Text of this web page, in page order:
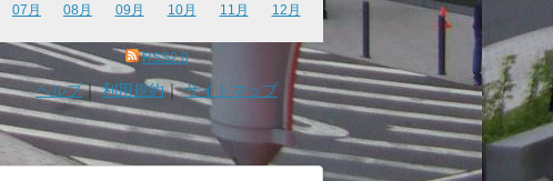
07月
08月 09月 10月 11月 12月
RSS2.0
ヘルプ｜利用規約｜サイトマップ